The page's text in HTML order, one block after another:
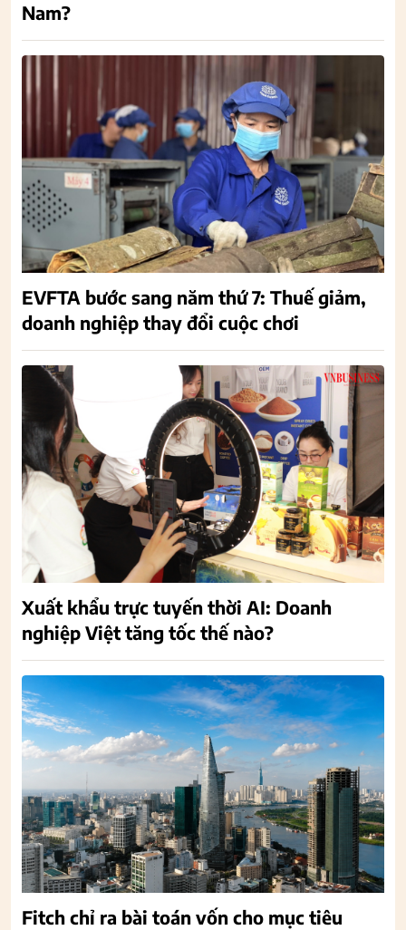
Nam?
EVFTA bước sang năm thứ 7: Thuế giảm,
doanh nghiệp thay đổi cuộc chơi
Xuất khẩu trực tuyến thời AI: Doanh
nghiệp Việt tăng tốc thế nào?
Fitch chỉ ra bài toán vốn cho mục tiêu